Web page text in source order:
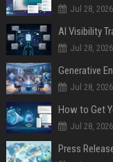
Jul 28, 2026
AI Visibility
Jul 28, 2026
Generative
Jul 28, 2026
How to Get
Jul 28, 2026